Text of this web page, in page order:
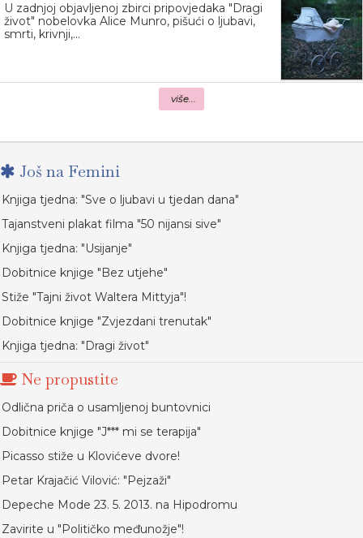
U zadnjoj objavljenoj zbirci pripovjedaka "Dragi
život" nobelovka Alice Munro, pišući o ljubavi,
smrti, krivnji,...
više...
Još na Femini
Knjiga tjedna: "Sve o ljubavi u tjedan dana"
Tajanstveni plakat filma "50 nijansi sive"
Knjiga tjedna: "Usijanje"
Dobitnice knjige "Bez utjehe"
Stiže "Tajni život Waltera Mittyja"!
Dobitnice knjige "Zvjezdani trenutak"
Knjiga tjedna: "Dragi život"
Ne propustite
Odlična priča o usamljenoj buntovnici
Dobitnice knjige "J*** mi se terapija"
Picasso stiže u Klovićeve dvore!
Petar Krajačić Vilović: "Pejzaži"
Depeche Mode 23. 5. 2013. na Hipodromu
Zavirite u "Političko međunožje"!